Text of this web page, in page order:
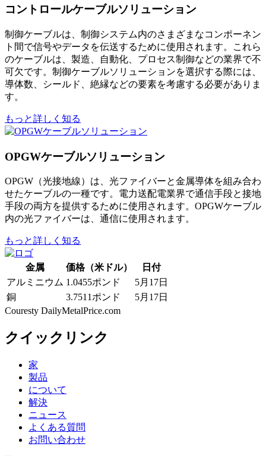
コントロールケーブルソリューション
制御ケーブルは、制御システム内のさまざまなコンポーネン
ト間で信号やデータを伝送するために使用されます。これら
のケーブルは、製造、自動化、プロセス制御などの業界で不
可欠です。制御ケーブルソリューションを選択する際には、
導体数、シールド、絶縁などの要素を考慮する必要がありま
す。
もっと詳しく知る
OPGWケーブルソリューション
OPGW（光接地線）は、光ファイバーと金属導体を組み合わ
せたケーブルの一種です。電力送配電業界で通信手段と接地
手段の両方を提供するために使用されます。OPGWケーブル
内の光ファイバーは、通信に使用されます。
もっと詳しく知る
金属 価格（米ドル）
日付
アルミニウム 1.0455ポンド
5月17日
銅
3.7511ポンド
5月17日
Couresty DailyMetalPrice.com
クイックリンク
家
製品
について
解決
ニュース
よくある質問
お問い合わせ